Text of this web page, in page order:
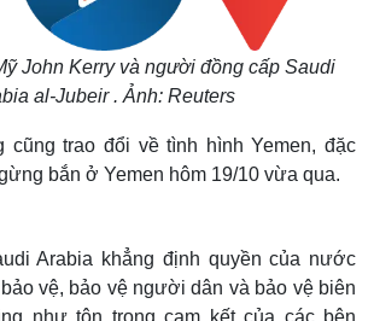
John Kerry và người đồng cấp Saudi
al-Jubeir . Ảnh: Reuters
cũng trao đổi về tình hình Yemen, đặc
bắn ở Yemen hôm 19/10 vừa qua.
Arabia khẳng định quyền của nước
vệ, bảo vệ người dân và bảo vệ biên
như tôn trọng cam kết của các bên